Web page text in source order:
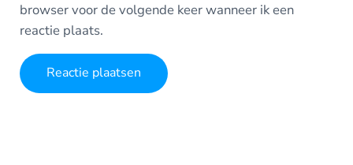
browser voor de volgende keer wanneer ik een
reactie plaats.